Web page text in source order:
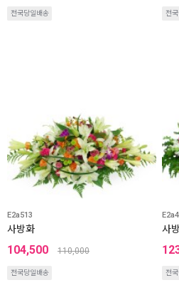
전국당일배송 전
E2a513
사방화
104,500 110,000
전국당일배송
사
전